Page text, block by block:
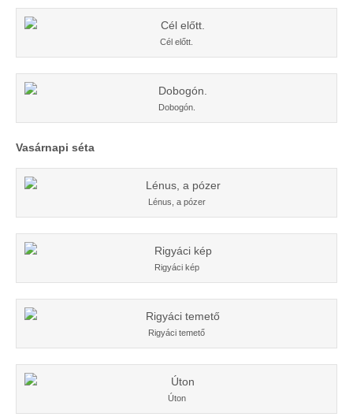
Cél előtt.
Dobogón.
Vasárnapi séta
Lénus, a pózer
Rigyáci kép
Rigyáci temető
Úton